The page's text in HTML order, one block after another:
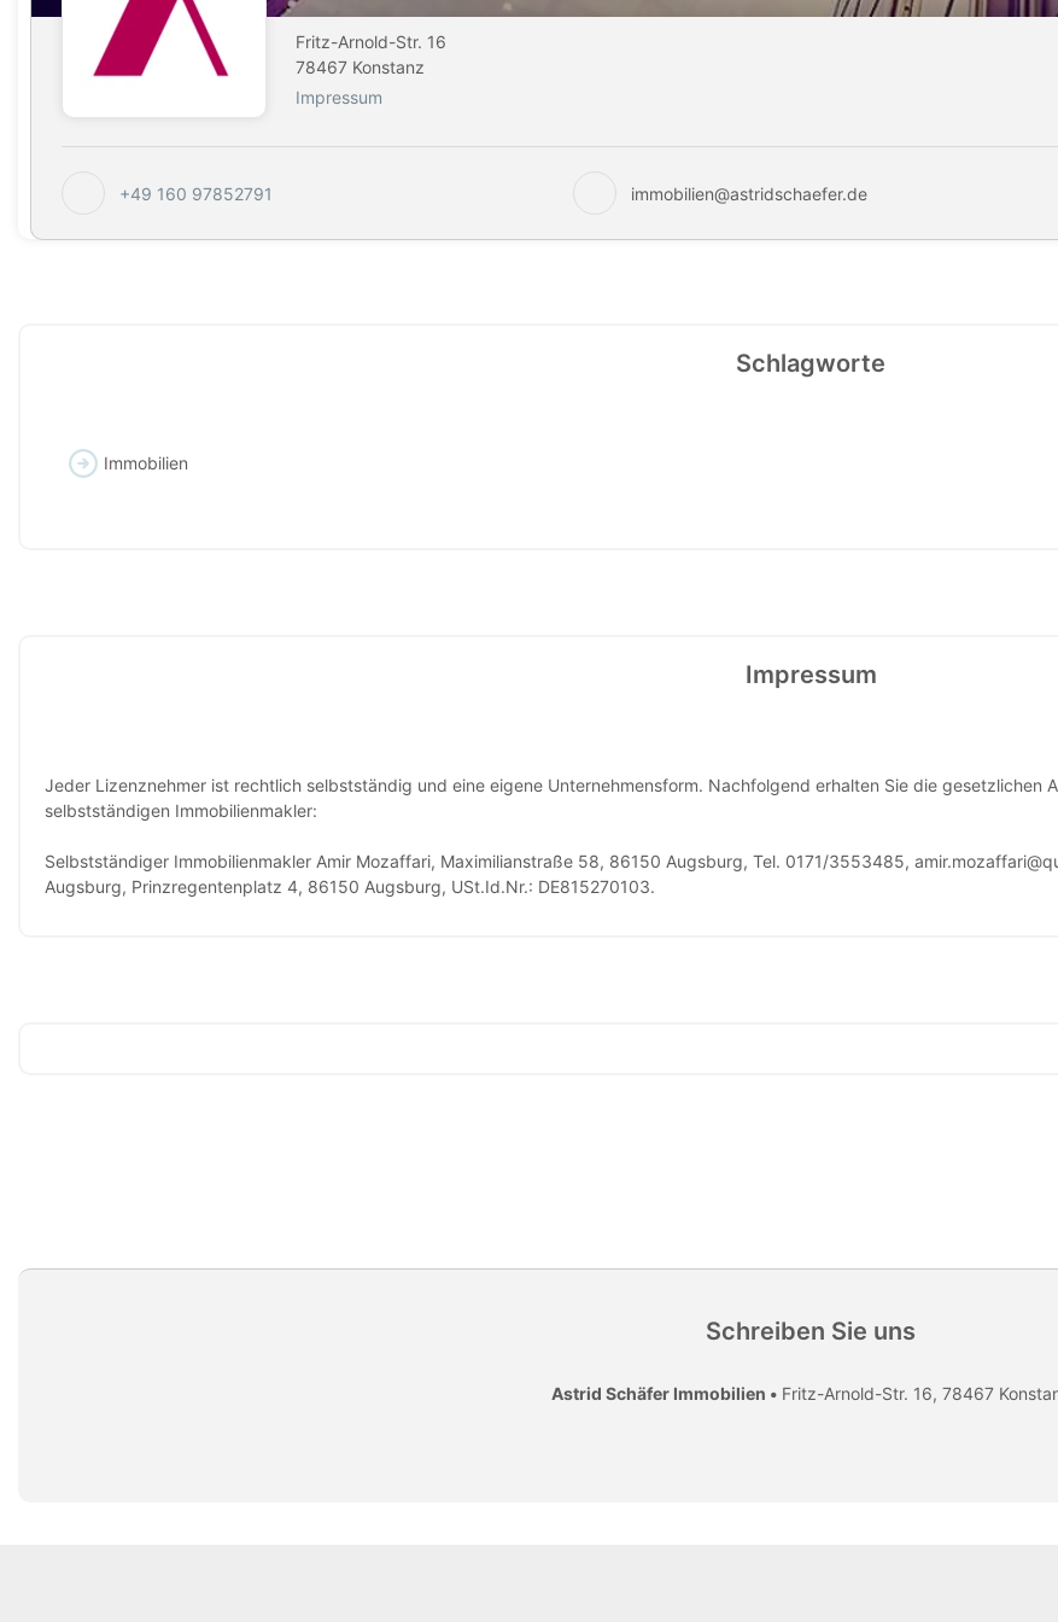
Fritz-Arnold-Str. 16
78467 Konstanz
Impressum
+49 160 97852791 immobilien@astridschaefer.de
Schlagworte
Immobilien
Impressum
Jeder Lizenznehmer ist rechtlich selbstständig und eine eigene Unternehmensform. Nachfolgend erhalten Sie die gesetzlichen
selbstständigen Immobilienmakler:
Selbstständiger Immobilienmakler Amir Mozaffari, Maximilianstraße 58, 86150 Augsburg, Tel. 0171/3553485,
Augsburg, Prinzregentenplatz 4, 86150 Augsburg, USt.Id.Nr.: DE815270103.
Schreiben Sie uns
Astrid Schäfer Immobilien • Fritz-Arnold-Str. 16, 78467